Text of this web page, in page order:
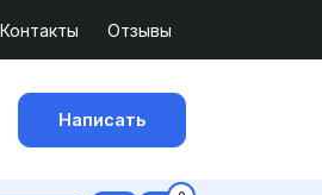
Контакты Отзывы
Написать